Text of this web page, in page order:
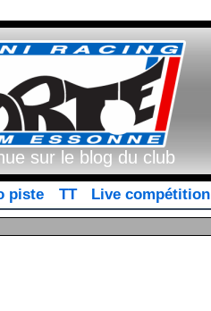
sur le blog du club
piste TT Live compétition